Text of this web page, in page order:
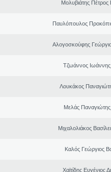
Μολυβιάτης Πέτρος
Παυλόπουλος
Αλογοσκούφης
Τζωάννος Ιωάννης
Λουκάκος
Μελάς
Μιχαλολιάκος
Καλός Γεώργιος
Χαϊτίδης Ευγένιος